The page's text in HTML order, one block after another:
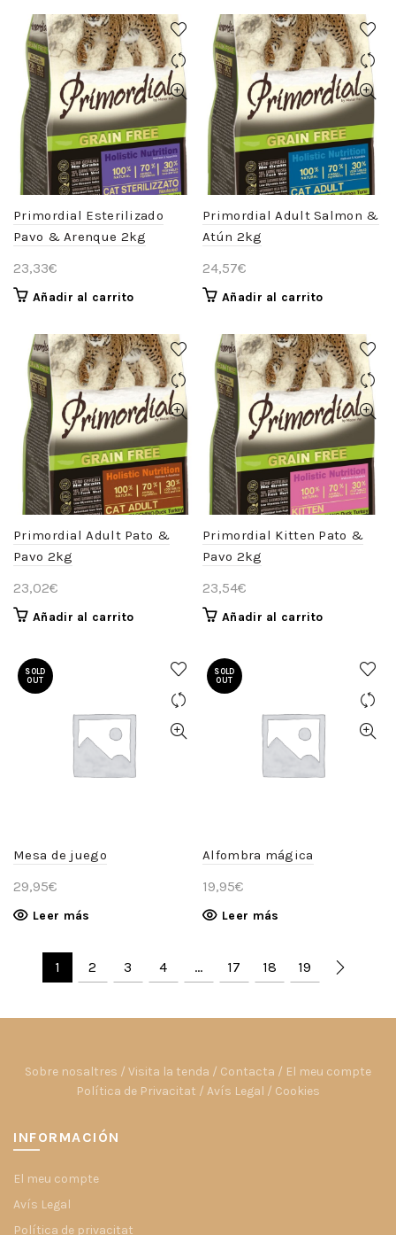
Primordial Esterilizado
Pavo & Arenque 2kg
23,33€
Añadir al carrito
Primordial Adult Salmon &
Atún 2kg
24,57€
Añadir al carrito
Primordial Adult Pato &
Pavo 2kg
23,02€
Añadir al carrito
Primordial Kitten Pato &
Pavo 2kg
23,54€
Añadir al carrito
SOLD
OUT
Mesa de juego
29,95€
Leer más
SOLD
OUT
Alfombra mágica
19,95€
Leer más
1 2 3 4 … 17 18 19
Sobre nosaltres / Visita la tenda / Contacta / El meu compte
Política de Privacitat / Avís Legal / Cookies
INFORMACIÓN
El meu compte
Avís Legal
Política de privacitat